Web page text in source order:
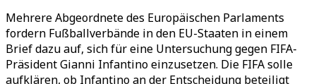
Mehrere Abgeordnete des Europäischen Parlaments
fordern Fußballverbände in den EU-Staaten in einem
Brief dazu auf, sich für eine Untersuchung gegen FIFA-
Präsident Gianni Infantino einzusetzen. Die FIFA solle
aufklären, ob Infantino an der Entscheidung beteiligt